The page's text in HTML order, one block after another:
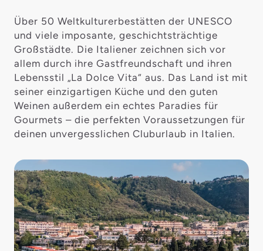
Über 50 Weltkulturerbestätten der UNESCO
und viele imposante, geschichtsträchtige
Großstädte. Die Italiener zeichnen sich vor
allem durch ihre Gastfreundschaft und ihren
Lebensstil „La Dolce Vita“ aus. Das Land ist mit
seiner einzigartigen Küche und den guten
Weinen außerdem ein echtes Paradies für
Gourmets – die perfekten Voraussetzungen für
deinen unvergesslichen Cluburlaub in Italien.